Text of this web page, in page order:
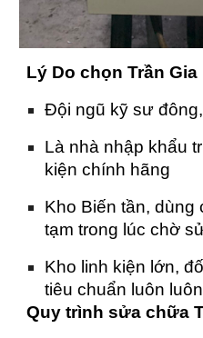
Lý Do chọn Trần
Đội ngũ kỹ sư
Là nhà nhập khẩu
kiện chính hãng
Kho Biến tần,
tạm trong lúc chờ
Kho linh kiện lớn,
tiêu chuẩn luôn
Quy trình sửa chữa